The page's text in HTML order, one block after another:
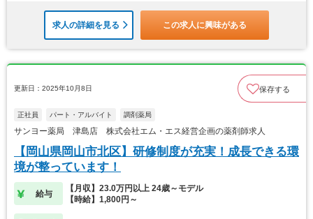
求人の詳細を見る この求人に興味がある
更新日：2025年10月8日 保存する
正社員 パート・アルバイト 調剤薬局
サンヨー薬局 津島店 株式会社エム・エス経営企画の薬剤師求人
【岡山県岡山市北区】研修制度が充実！成長できる環
境が整っています！
給与
【月収】23.0万円以上 24歳～モデル
【時給】1,800円～